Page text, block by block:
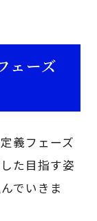
ェーズ
義フェーズ
た目指す姿
でいきま